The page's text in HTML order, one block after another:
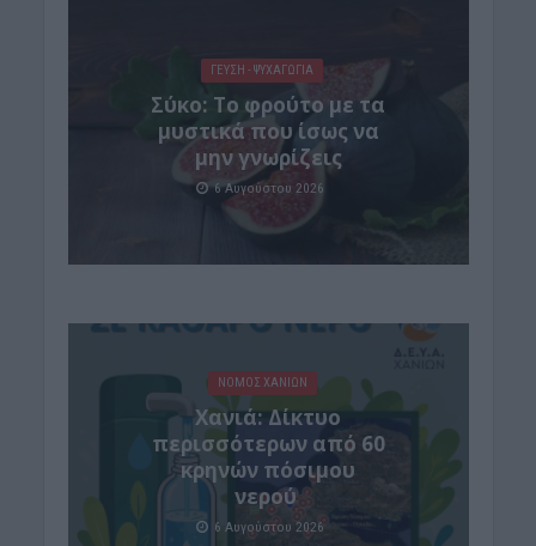
ΓΕΎΣΗ - ΨΥΧΑΓΩΓΊΑ
Σύκο: Το φρούτο με τα
μυστικά που ίσως να
μην γνωρίζεις
6 Αυγούστου 2026
ΝΟΜΌΣ ΧΑΝΊΩΝ
Xανιά: Δίκτυο
περισσότερων από 60
κρηνών πόσιμου
νερού
6 Αυγούστου 2026